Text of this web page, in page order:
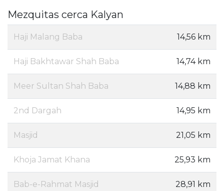
Mezquitas cerca Kalyan
Haji Malang Baba 14,56 km
Haji Bakhtawar Shah Baba 14,74 km
Meer Sultan Shah Baba 14,88 km
2nd Dargah 14,95 km
Masjid 21,05 km
Khoja Jamat Khana 25,93 km
Bab-e-Rahmat Masjid 28,91 km